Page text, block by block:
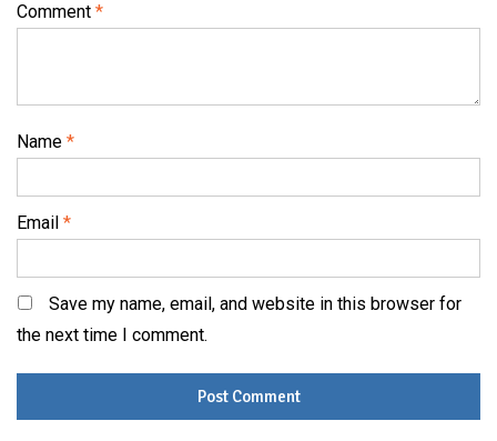
Comment *
Name *
Email *
Save my name, email, and website in this browser for
the next time I comment.